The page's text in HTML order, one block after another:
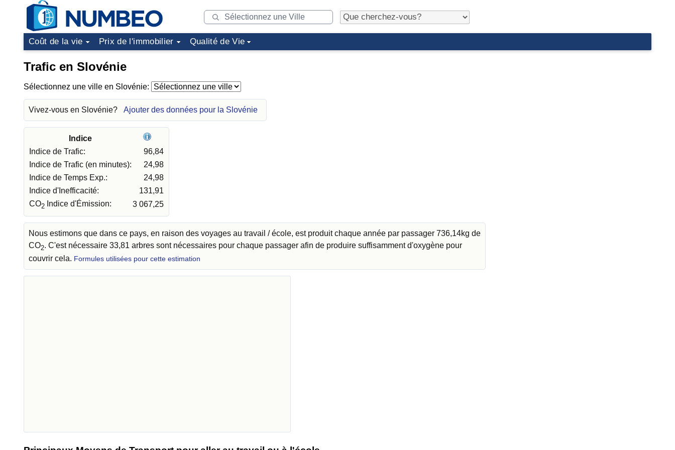
Coût de la vie Prix de l'immobilier Qualité de Vie
Trafic en Slovénie
Sélectionnez une ville en Slovénie:
Vivez-vous en Slovénie? Ajouter des données pour la Slovénie
Indice
Indice de Trafic:
96,84
Indice de Trafic (en minutes):
24,98
Indice de Temps Exp.:
24,98
Indice d'Inefficacité:
131,91
CO2 Indice d'Émission: 3 067,25
Nous estimons que dans ce pays, en raison des voyages au travail / école, est produit chaque année par passager 736,14kg de
CO2. C'est nécessaire 33,81 arbres sont nécessaires pour chaque passager afin de produire suffisamment d'oxygène pour
couvrir cela. Formules utilisées pour cette estimation